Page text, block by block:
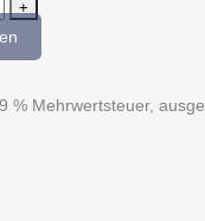
% Mehrwertsteuer,